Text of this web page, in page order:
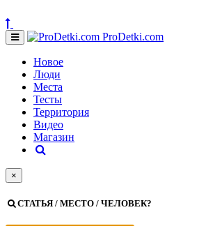
ProDetki.com
Новое
Люди
Места
Тесты
Территория
Видео
Магазин
×
СТАТЬЯ / МЕСТО / ЧЕЛОВЕК?